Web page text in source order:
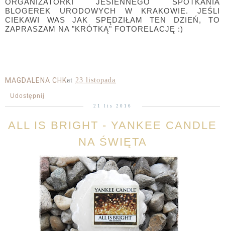
ORGANIZATORKI JESIENNEGO SPOTKANIA
BLOGEREK URODOWYCH W KRAKOWIE. JEŚLI
CIEKAWI WAS JAK SPĘDZIŁAM TEN DZIEŃ, TO
ZAPRASZAM NA "KRÓTKĄ" FOTORELACJĘ :)
MAGDALENA CHKat 23 listopada
Udostępnij
21 lis 2016
ALL IS BRIGHT - YANKEE CANDLE
NA ŚWIĘTA